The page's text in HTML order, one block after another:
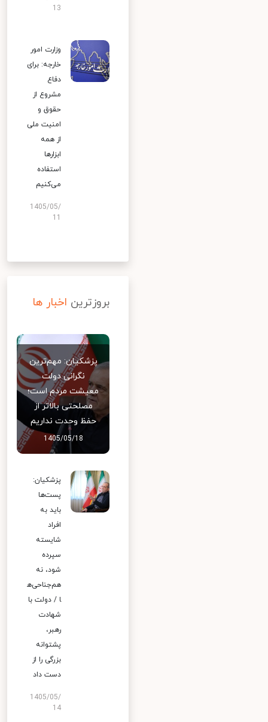
13
وزارت امور
خارجه: برای
دفاع
مشروع از
حقوق و
امنیت ملی
از همه
ابزارها
استفاده
می‌کنیم
1405/05/
بروزترین اخبار ها
پزشکیان: مهم‌ترین
نگرانی دولت
معیشت مردم است؛
مصلحتی بالاتر از
حفظ وحدت نداریم
1405/05/18
پزشکیان:
پست‌ها
باید به
افراد
شایسته
سپرده
شود، نه
هم‌جناحی‌ه
ا / دولت با
شهادت
رهبر،
پشتوانه
بزرگی را از
دست داد
1405/05/
14